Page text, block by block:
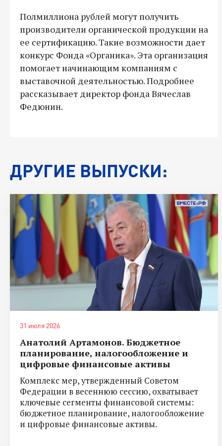
Полмиллиона рублей могут получить
производители органической продукции на
ее сертификацию. Такие возможности дает
конкурс Фонда «Органика». Эта организация
помогает начинающим компаниям с
выставочной деятельностью. Подробнее
рассказывает директор фонда Вячеслав
Федюнин.
ДРУГИЕ ВЫПУСКИ:
31 июля 2026
Анатолий Артамонов. Бюджетное
планирование, налогообложение и
цифровые финансовые активы
Комплекс мер, утвержденный Советом
Федерации в весеннюю сессию, охватывает
ключевые сегменты финансовой системы:
бюджетное планирование, налогообложение
и цифровые финансовые активы.